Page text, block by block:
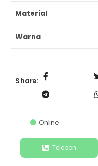
Material
Warna
Share:
Online
Telepon